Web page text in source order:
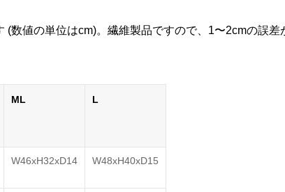
値の単位はcm)。繊維製品ですので、1〜2cmの誤差
ML L
W46xH32xD14 W48xH40xD15